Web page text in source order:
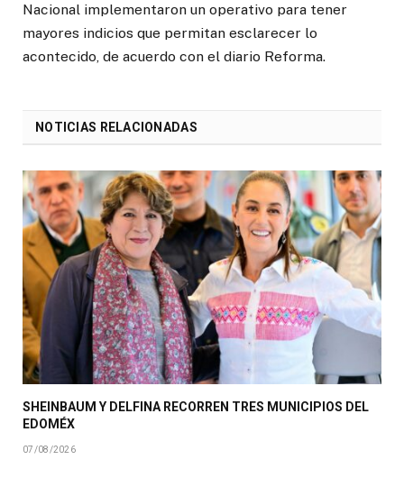
Nacional implementaron un operativo para tener
mayores indicios que permitan esclarecer lo
acontecido, de acuerdo con el diario Reforma.
NOTICIAS RELACIONADAS
SHEINBAUM Y DELFINA RECORREN TRES MUNICIPIOS DEL
EDOMÉX
07/08/2026